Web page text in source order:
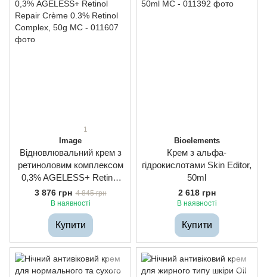
1
Image
Відновлювальний крем з
ретиноловим комплексом
0,3% AGELESS+ Retinol
Repair Crème 0.3% Retinol
Complex, 50g
3 876 грн 4 845 грн
В наявності
Купити
Bioelements
Крем з альфа-
гідрокислотами Skin Editor,
50ml
2 618 грн
В наявності
Купити